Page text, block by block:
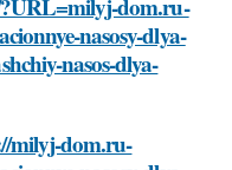
?URL=milyj-dom.ru-
nasosy-dlya-
nasos-dlya-
milyj-dom.ru-